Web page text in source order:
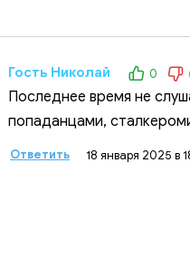
Гость Николай 0
Последнее время не
попаданцами,
Ответить 18 января 2025 в